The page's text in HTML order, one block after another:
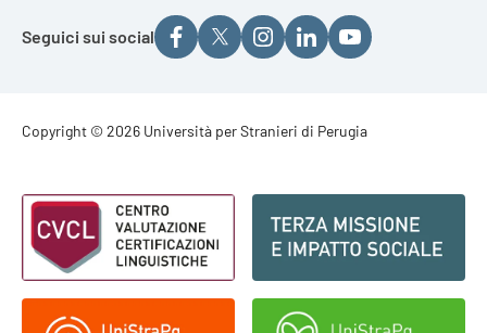
Seguici sui social
Footer - Copyright
Copyright © 2026 Università per Stranieri di Perugia
Footer - Loghi